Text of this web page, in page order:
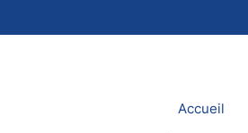
Accueil